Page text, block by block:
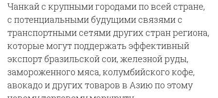
Чанкай с крупными городами по всей стране,
с потенциальными будущими связями с
транспортными сетями других стран региона,
которые могут поддержать эффективный
экспорт бразильской сои, железной руды,
замороженного мяса, колумбийского кофе,
авокадо и других товаров в Азию по этому